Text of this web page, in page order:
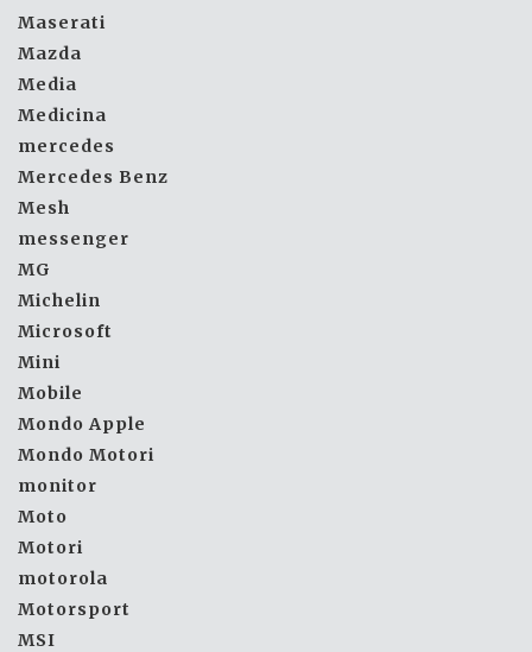
Maserati
Mazda
Media
Medicina
mercedes
Mercedes Benz
Mesh
messenger
MG
Michelin
Microsoft
Mini
Mobile
Mondo Apple
Mondo Motori
monitor
Moto
Motori
motorola
Motorsport
MSI